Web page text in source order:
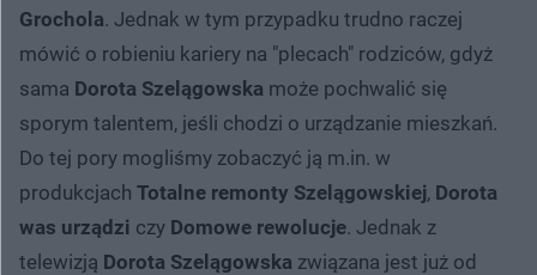
Grochola. Jednak w tym przypadku trudno raczej
mówić o robieniu kariery na "plecach" rodziców, gdyż
sama Dorota Szelągowska może pochwalić się
sporym talentem, jeśli chodzi o urządzanie mieszkań.
Do tej pory mogliśmy zobaczyć ją m.in. w
produkcjach Totalne remonty Szelągowskiej, Dorota
was urządzi czy Domowe rewolucje. Jednak z
telewizją Dorota Szelągowska związana jest już od